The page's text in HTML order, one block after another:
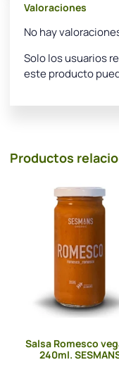
Valoraciones
No hay
Solo los usuarios
este producto
Productos
Salsa Romesco
240ml.